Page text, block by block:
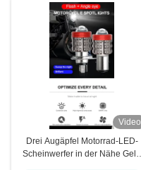
Video
Drei Augäpfel Motorrad-LED-
Scheinwerfer in der Nähe Gelb